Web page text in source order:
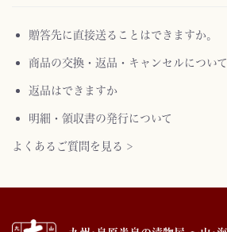
贈答先に直接送ることはできますか。
商品の交換・返品・キャンセルについて
返品はできますか
明細・領収書の発行について
よくあるご質問を見る >